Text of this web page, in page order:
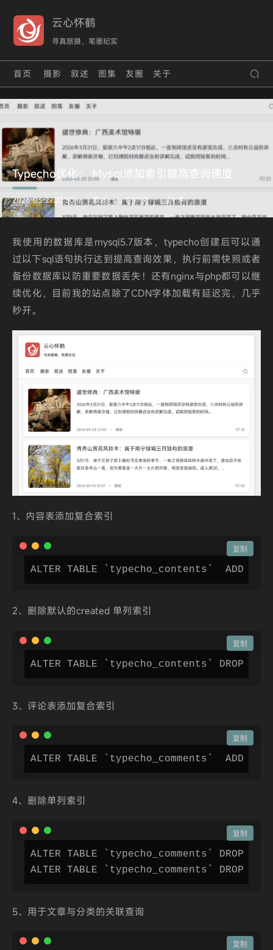
云心怀鹤
寻真旅摄，笔墨纪实
首页 摄影 叙述 图集 友圈 关于
Typecho优化： Mysql添加索引提高查询速度
2026-03-27 22:50 • 叙述 • 1757 阅 • 29 评
我使用的数据库是mysql5.7版本，typecho创建后可以通
过以下sql语句执行达到提高查询效果，执行前需快照或者
备份数据库以防重要数据丢失！还有nginx与php都可以继
续优化，目前我的站点除了CDN字体加载有延迟完，几乎
秒开。
1、内容表添加复合索引
ALTER TABLE `typecho_contents`
复制
2、删除默认的created 单列索引
ALTER TABLE `typecho_contents` DROP
复制
3、评论表添加复合索引
ALTER TABLE `typecho_comments`
复制
4、删除单列索引
ALTER TABLE `typecho_comments` DROP
复制
5、用于文章与分类的关联查询
复制